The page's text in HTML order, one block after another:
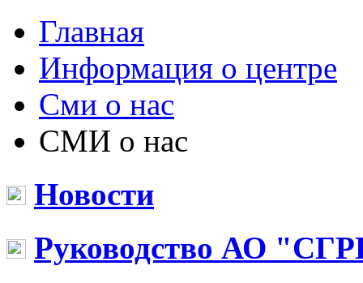
Главная
Информация о центре
Сми о нас
СМИ о нас
Новости
Руководство АО